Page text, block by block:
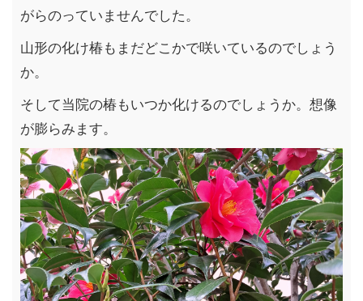
がらのっていませんでした。
山形の化け椿もまだどこかで咲いているのでしょう
か。
そして当院の椿もいつか化けるのでしょうか。想像
が膨らみます。